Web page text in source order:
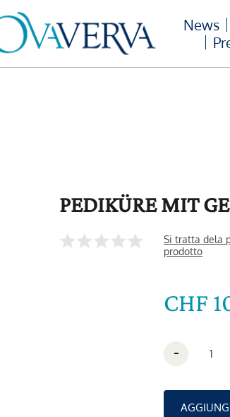
News
PEDIKÜRE MIT
Si tratta dela
prodotto
CHF
-